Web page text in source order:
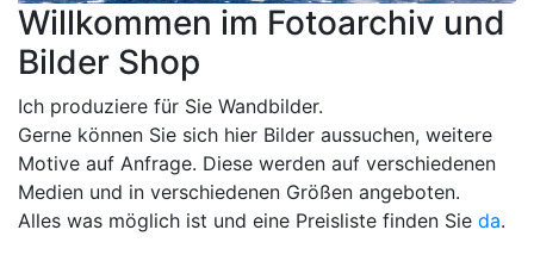
Willkommen im Fotoarchiv und
Bilder Shop
Ich produziere für Sie Wandbilder.
Gerne können Sie sich hier Bilder aussuchen, weitere
Motive auf Anfrage. Diese werden auf verschiedenen
Medien und in verschiedenen Größen angeboten.
Alles was möglich ist und eine Preisliste finden Sie da.